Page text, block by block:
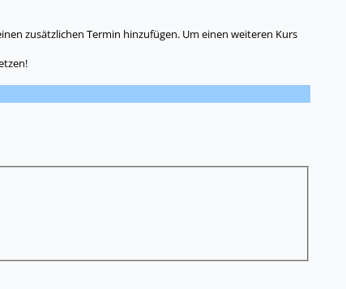
zusätzlichen Termin hinzufügen. Um einen weiteren Kurs